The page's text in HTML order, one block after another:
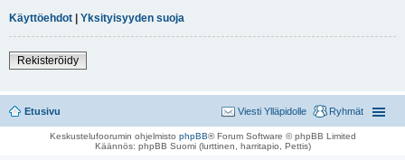
Käyttöehdot | Yksityisyyden suoja
Rekisteröidy
Etusivu Ryhmät
Viesti Ylläpidolle
Keskustelufoorumin ohjelmisto phpBB® Forum Software © phpBB Limited
Käännös: phpBB Suomi (lurttinen, harritapio, Pettis)